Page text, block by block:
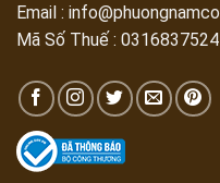
Email :
Mã Số Thuế : 0316837524